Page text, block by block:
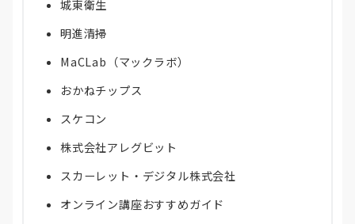
城東衛生
明進清掃
MaCLab（マックラボ）
おかねチップス
スケコン
株式会社アレグビット
スカーレット・デジタル株式会社
オンライン講座おすすめガイド